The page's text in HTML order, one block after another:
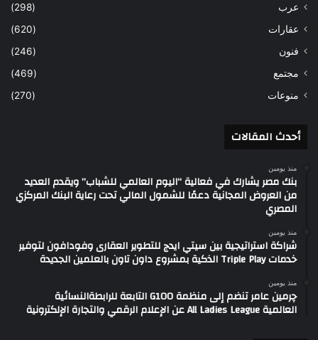
عرب
(298)
عقارات
(620)
فنون
(246)
مجتمع
(469)
منوعات
(270)
أحدث المقالات
منذ يومين
بنك مصر يشارك في فعالية “اليوم العالمي للشباب” ويقدم العديد
من العروض المجانية دعمًا للشمول المالي تحت رعاية البنك المركزي
المصري
منذ يومين
شراكة استراتيجية بين سيتي ايدج للتطوير العقارى وفودافون لتوفير
خدمات Triple Play الذكية بمشروع داون تاون بالعلمين الجديدة
منذ يومين
چرمين عامر تنضم إلى منظمة G100 التابعة للرابطةالنسائية
العالمية All Ladies League عن الإعلام الرقمي والتجارة الإلكترونية